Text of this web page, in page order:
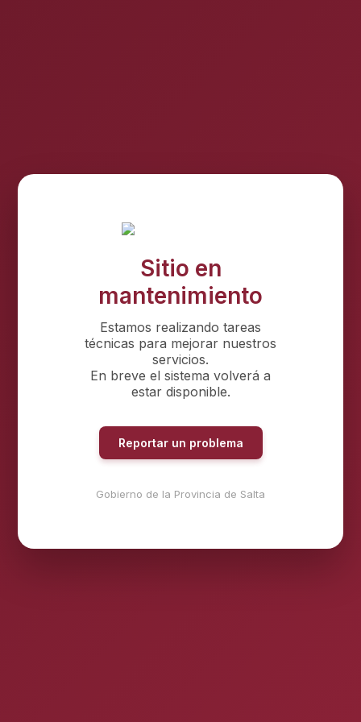
Sitio en
mantenimiento
Estamos realizando tareas
técnicas para mejorar nuestros
servicios.
En breve el sistema volverá a
estar disponible.
Reportar un problema
Gobierno de la Provincia de Salta